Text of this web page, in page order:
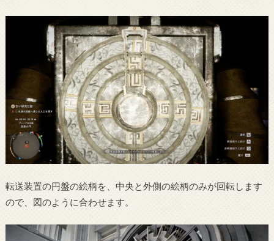
転送装置の円盤の絵柄を、中央と外側の絵柄のみが回転します
ので、図のように合わせます。